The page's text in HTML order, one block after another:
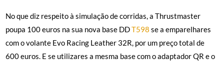
No que diz respeito à simulação de corridas, a Thrustmaster
poupa 100 euros na sua nova base DDT598 se a emparelhares
com o volante Evo Racing Leather 32R, por um preço total de
600 euros. E se utilizares a mesma base com o adaptador QR e o